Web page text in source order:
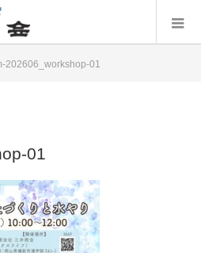
202606_workshop-01
01